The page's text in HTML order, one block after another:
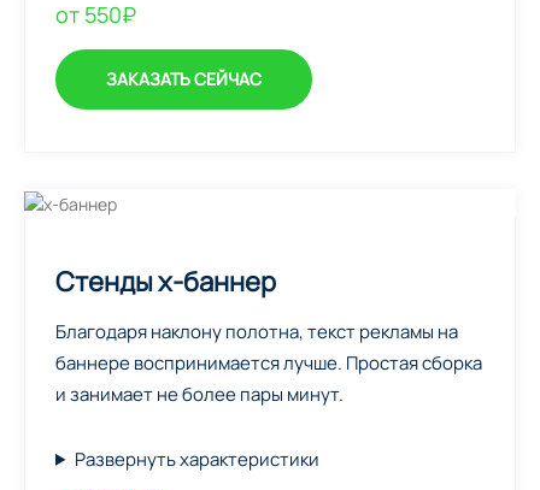
от 550₽
ЗАКАЗАТЬ СЕЙЧАС
Стенды х-баннер
Благодаря наклону полотна, текст рекламы на
баннере воспринимается лучше. Простая сборка
и занимает не более пары минут.
Развернуть характеристики